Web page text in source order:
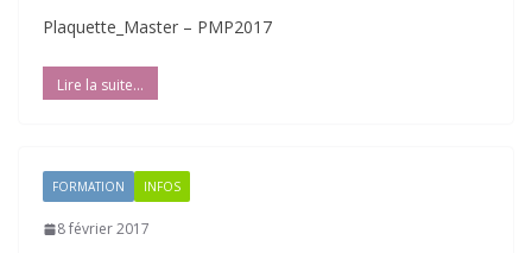
Plaquette_Master – PMP2017
FORMATION INFOS
8 février 2017